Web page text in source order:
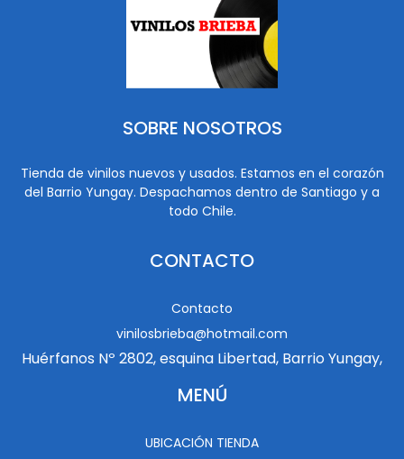
SOBRE NOSOTROS
Tienda de vinilos nuevos y usados. Estamos en el corazón
del Barrio Yungay. Despachamos dentro de Santiago y a
todo Chile.
CONTACTO
Contacto
vinilosbrieba@hotmail.com
Huérfanos Nº 2802, esquina Libertad, Barrio Yungay,
MENÚ
UBICACIÓN TIENDA